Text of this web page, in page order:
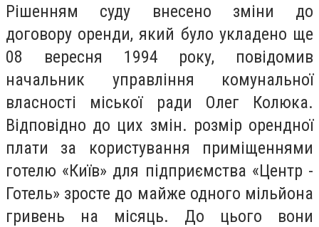
Рішенням суду внесено зміни до
договору оренди, який було укладено ще
08 вересня 1994 року, повідомив
начальник управління комунальної
власності міської ради Олег Колюка.
Відповідно до цих змін. розмір орендної
плати за користування приміщеннями
готелю «Київ» для підприємства «Центр -
Готель» зросте до майже одного мільйона
гривень на місяць. До цього вони